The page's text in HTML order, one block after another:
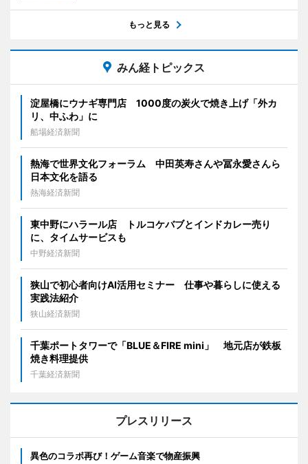
もっと見る
みん経トピックス
淀屋橋にウナギ専門店 1000度の炭火で焼き上げ「外カ
リ、中ふわ」に
船場経済新聞
熱海で世界文化フォーラム 中田英寿さんや冨永愛さんら
日本文化を語る
熱海経済新聞
東中野にハラール店 トルコケバブとインドカレー売り
に、タイムサービスも
中野経済新聞
狭山で初心者向けAI活用セミナー 仕事や暮らしに使える
実践法紹介
狭山経済新聞
千葉ポートタワーで「BLUE＆FIRE mini」 地元店が鉄板
焼き料理提供
千葉経済新聞
プレスリリース
異色のコラボ再び！ゲーム音楽で物産振興